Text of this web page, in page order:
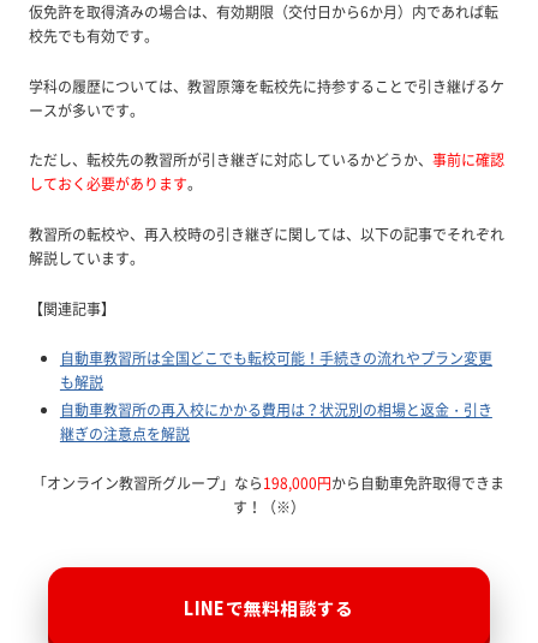
仮免許を取得済みの場合は、有効期限（交付日から6か月）内であれば転
校先でも有効です。
学科の履歴については、教習原簿を転校先に持参することで引き継げるケ
ースが多いです。
ただし、転校先の教習所が引き継ぎに対応しているかどうか、 事前に確認
しておく必要があります。
教習所の転校や、再入校時の引き継ぎに関しては、以下の記事でそれぞれ
解説しています。
【関連記事】
自動車教習所は全国どこでも転校可能！手続きの流れやプラン変更
も解説
自動車教習所の再入校にかかる費用は？状況別の相場と返金・引き
継ぎの注意点を解説
「オンライン教習所グループ」なら198,000円から自動車免許取得できま
す！（※）
LINEで無料相談する